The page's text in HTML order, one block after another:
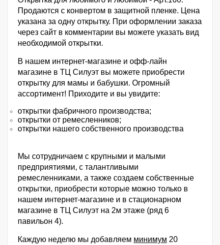
Продаются с конвертом в защитной пленке. Цена
указана за одну открытку. При оформлении заказа
через сайт в комментарии вы можете указать вид
необходимой открытки.
В нашем интернет-магазине и офф-лайн
магазине в ТЦ Силуэт вы можете приобрести
открытку для мамы и бабушки. Огромный
ассортимент! Приходите и вы увидите:
открытки фабричного производства;
открытки от ремесленников;
открытки нашего собственного производства
Мы сотрудничаем с крупными и малыми
предприятиями, с талантливыми
ремесленниками, а также создаем собственные
открытки, приобрести которые можно только в
нашем интернет-магазине и в стационарном
магазине в ТЦ Силуэт на 2м этаже (ряд 6
павильон 4).
Каждую неделю мы добавляем минимум 20